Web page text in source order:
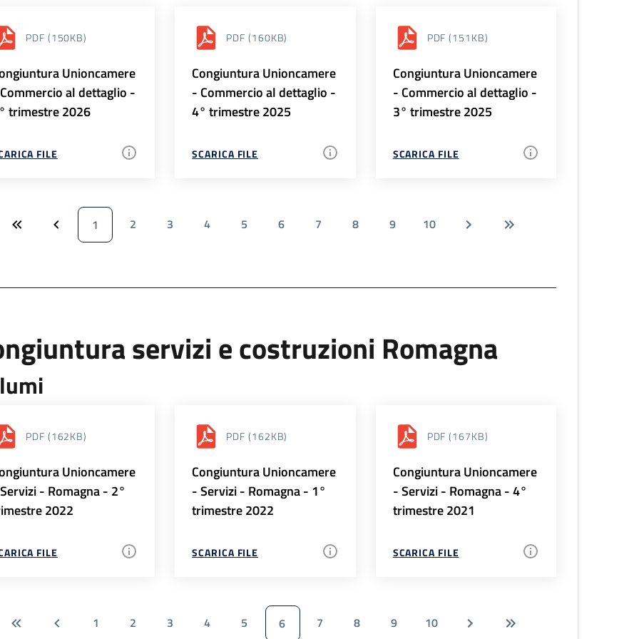
PDF (150KB)
Unioncamere
al dettaglio -
trimestre 2026
FILE
PDF (160KB)
Congiuntura Unioncamere
- Commercio al dettaglio -
4° trimestre 2025
SCARICA FILE
PDF (151KB)
Congiuntura Unioncamere
- Commercio al dettaglio -
3° trimestre 2025
SCARICA FILE
1 2 3 4 5 6 7 8 9 10
servizi e costruzioni Romagna
PDF (162KB)
Unioncamere
- Romagna - 2°
2022
FILE
PDF (162KB)
Congiuntura Unioncamere
- Servizi - Romagna - 1°
trimestre 2022
SCARICA FILE
PDF (167KB)
Congiuntura Unioncamere
- Servizi - Romagna - 4°
trimestre 2021
SCARICA FILE
1 2 3 4 5 6 7 8 9 10